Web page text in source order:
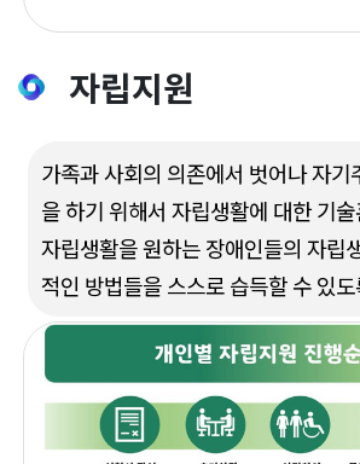
자립지원
가족과 사회의 의존에서 벗어나 자기
을 하기 위해서 자립생활에 대한 기
자립생활을 원하는 장애인들의 자립
적인 방법들을 스스로 습득할 수 있